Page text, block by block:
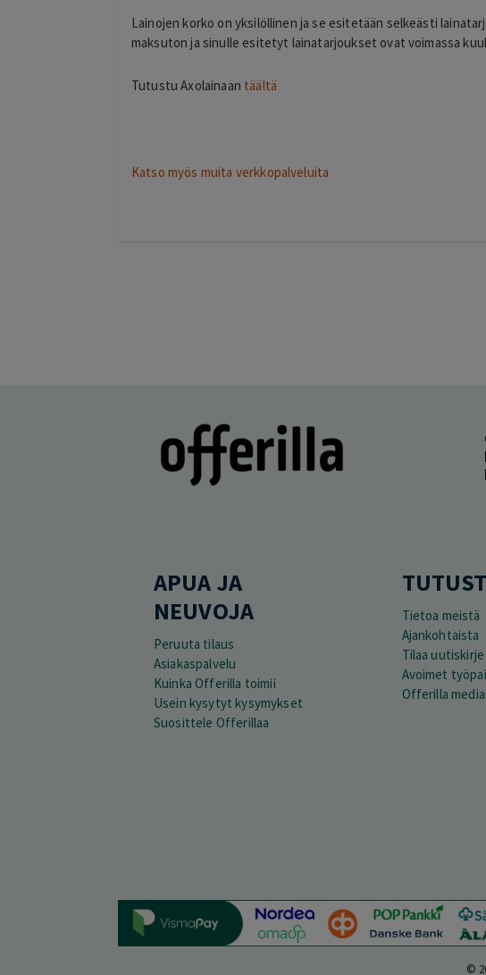
Lainojen korko on yksilöllinen ja se esitetään selkeästi
maksuton ja sinulle esitetyt lainatarjoukset ovat voimassa
Tutustu Axolainaan täältä
Katso myös muita verkkopalveluita
oli selkeää ja vaivatonta
APUA JA
NEUVOJA
Peruuta tilaus
Asiakaspalvelu
Kuinka Offerilla toimii
Usein kysytyt kysymykset
Suosittele Offerillaa
Tietoa meistä
Ajankohtaista
Tilaa uutiskirje
Avoimet
Offerilla
©